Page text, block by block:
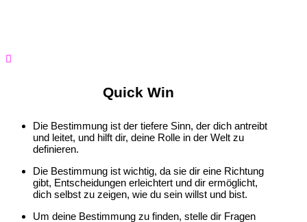

Quick Win
Die Bestimmung ist der tiefere Sinn, der dich antreibt
und leitet, und hilft dir, deine Rolle in der Welt zu
definieren.
Die Bestimmung ist wichtig, da sie dir eine Richtung
gibt, Entscheidungen erleichtert und dir ermöglicht,
dich selbst zu zeigen, wie du sein willst und bist.
Um deine Bestimmung zu finden, stelle dir Fragen